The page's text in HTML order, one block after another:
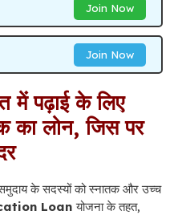
Join Now
Join Now
पढ़ाई के लिए
लोन, जिस पर
के सदस्यों को स्नातक और उच्च
Loanयोजना के तहत,